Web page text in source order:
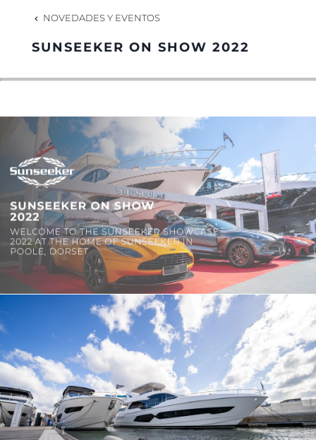
EL EQUIPO
VALORE SU EMBARCACIÓN
NOVEDADES Y EVENTOS
SUNSEEKER ON SHOW 2022